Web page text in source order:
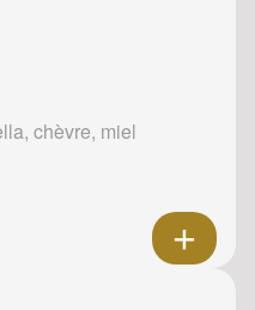
chèvre, miel